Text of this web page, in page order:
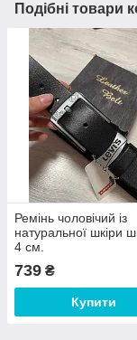
Подібні товари
Ремінь чоловічий із
натуральної шкіри
4 см.
739 ₴
Купити